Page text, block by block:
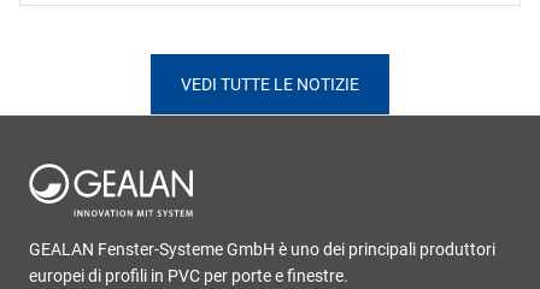
VEDI TUTTE LE NOTIZIE
GEALAN Fenster-Systeme GmbH è uno dei principali produttori
europei di profili in PVC per porte e finestre.